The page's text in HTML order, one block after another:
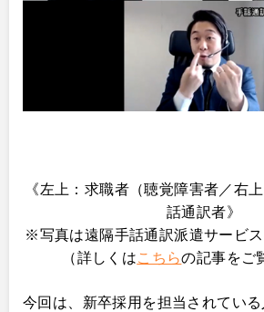
《左上：求職者（聴覚障害者／右
話通訳者》
※写真は遠隔手話通訳派遣サービス
（詳しくはこちらの記事をご
今回は、新卒採用を担当されてい